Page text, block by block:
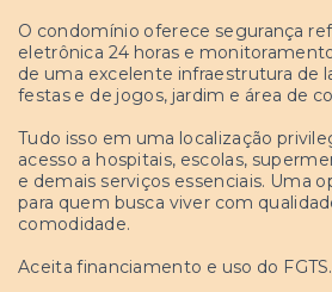
O condomínio oferece segurança
eletrônica 24 horas e
de uma excelente infraestrutura de
festas e de jogos, jardim e área de
Tudo isso em uma localização
acesso a hospitais, escolas,
e demais serviços essenciais. Uma
para quem busca viver com
comodidade.
Aceita financiamento e uso do FGTS.